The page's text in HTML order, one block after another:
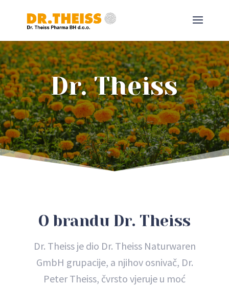
Dr. Theiss
O brandu Dr. Theiss
Dr. Theiss je dio Dr. Theiss Naturwaren
GmbH grupacije, a njihov osnivač, Dr.
Peter Theiss, čvrsto vjeruje u moć